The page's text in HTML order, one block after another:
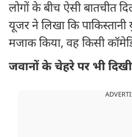
लोगों के बीच ऐसी बातचीत
यूजर ने लिखा कि
मजाक किया, वह किसी
जवानों के चेहरे पर भी